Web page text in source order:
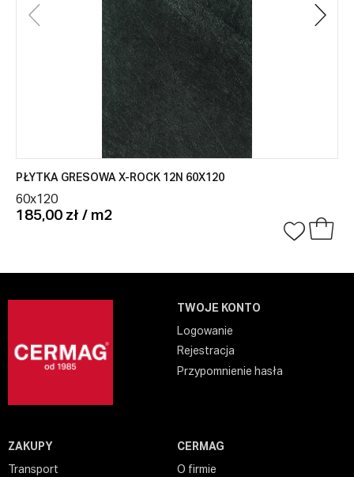
PŁYTKA GRESOWA X-ROCK 12N 60X120
60x120
185,00 zł / m2
TWOJE KONTO
Logowanie
Rejestracja
Przypomnienie hasła
ZAKUPY
Transport
CERMAG
O firmie